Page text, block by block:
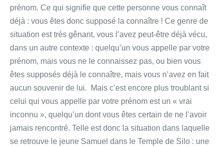
prénom. Ce qui signifie que cette personne vous connaît
déjà : vous êtes donc supposé la connaître ! Ce genre de
situation est très gênant, vous l’avez peut-être déjà vécu,
dans un autre contexte : quelqu’un vous appelle par votre
prénom, mais vous ne le connaissez pas, ou bien vous
êtes supposés déjà le connaître, mais vous n’avez en fait
aucun souvenir de lui. Mais c’est encore plus troublant si
celui qui vous appelle par votre prénom est un « vrai
inconnu », quelqu’un dont vous êtes certain de ne l’avoir
jamais rencontré. Telle est donc la situation dans laquelle
se retrouve le jeune Samuel dans le Temple de Silo : une